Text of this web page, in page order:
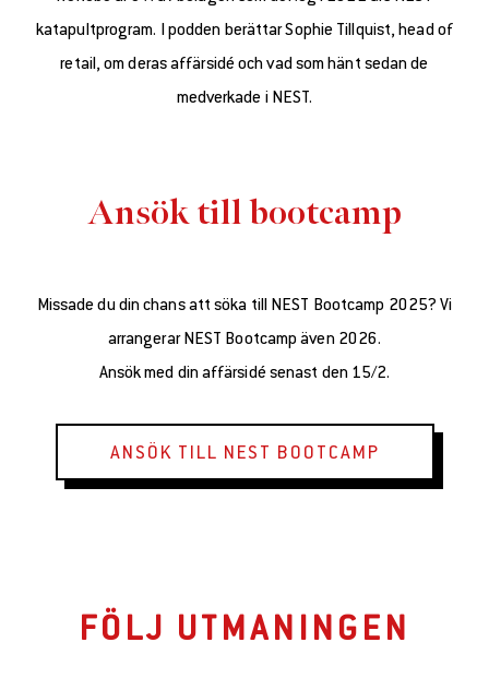
katapultprogram. I podden berättar Sophie Tillquist, head of
retail, om deras affärsidé och vad som hänt sedan de
medverkade i NEST.
Ansök till bootcamp
Missade du din chans att söka till NEST Bootcamp 2025? Vi
arrangerar NEST Bootcamp även 2026.
Ansök med din affärsidé senast den 15/2.
ANSÖK TILL NEST BOOTCAMP
FÖLJ UTMANINGEN